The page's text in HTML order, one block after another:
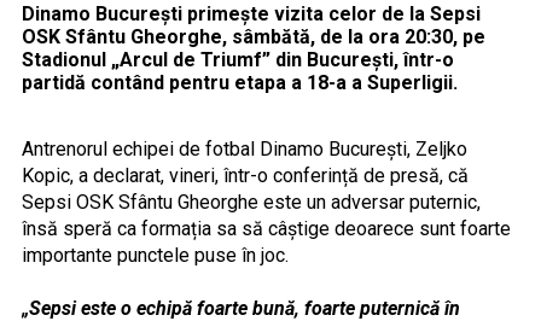
Dinamo București primește vizita celor de la Sepsi
OSK Sfântu Gheorghe, sâmbătă, de la ora 20:30, pe
Stadionul „Arcul de Triumf” din București, într-o
partidă contând pentru etapa a 18-a a Superligii.
Antrenorul echipei de fotbal Dinamo București, Zeljko
Kopic, a declarat, vineri, într-o conferință de presă, că
Sepsi OSK Sfântu Gheorghe este un adversar puternic,
însă speră ca formația sa să câștige deoarece sunt foarte
importante punctele puse în joc.
„Sepsi este o echipă foarte bună, foarte puternică în